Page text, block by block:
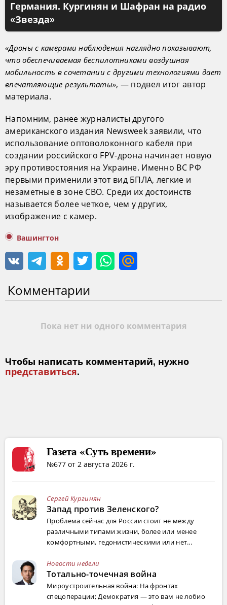
Германия. Кургинян и Шафран на радио
«Звезда»
«Дроны с камерами наблюдения наглядно показывают,
что обеспечиваемая беспилотниками воздушная
мобильность в сочетании с другими технологиями дает
впечатляющие результаты», — подвел итог автор
материала.
Напомним, ранее журналисты другого
американского издания Newsweek заявили, что
использование оптоволоконного кабеля при
создании российского FPV-дрона начинает новую
эру противостояния на Украине. Именно ВС РФ
первыми применили этот вид БПЛА, легкие и
незаметные в зоне СВО. Среди их достоинств
называется более четкое, чем у других,
изображение с камер.
Вашингтон
Комментарии
Пока нет ни одного комментария
Чтобы написать комментарий, нужно
представиться.
Газета «Суть времени»
№677 от 2 августа 2026 г.
Сергей Кургинян
Запад против Зеленского?
Проблема сейчас для России стоит не между
различными типами жизни, более или менее
комфортными, гедонистическими или нет...
Новости недели
Тотально-точечная война
Мироустроительная война: На фронтах
спецоперации; Демократия — это вам не лобио